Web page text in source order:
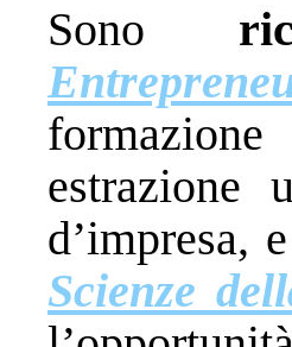
Sono
estrazione
d’impresa,
Scienze